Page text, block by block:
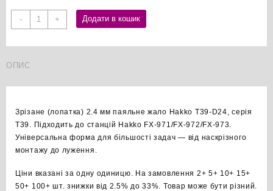
-
Hakko
T39-
2.4мм
кількість
+ Додати в кошик
ОПИС
Зрізане (лопатка) 2.4 мм паяльне жало Hakko T39-D24, серія
T39. Підходить до станцій Hakko FX-971/FX-972/FX-973.
Універсальна форма для більшості задач — від наскрізного
монтажу до луження.
Ціни вказані за одну одиницю. На замовлення 2+ 5+ 10+ 15+
50+ 100+ шт. знижки від 2.5% до 33%. Товар може бути різний.